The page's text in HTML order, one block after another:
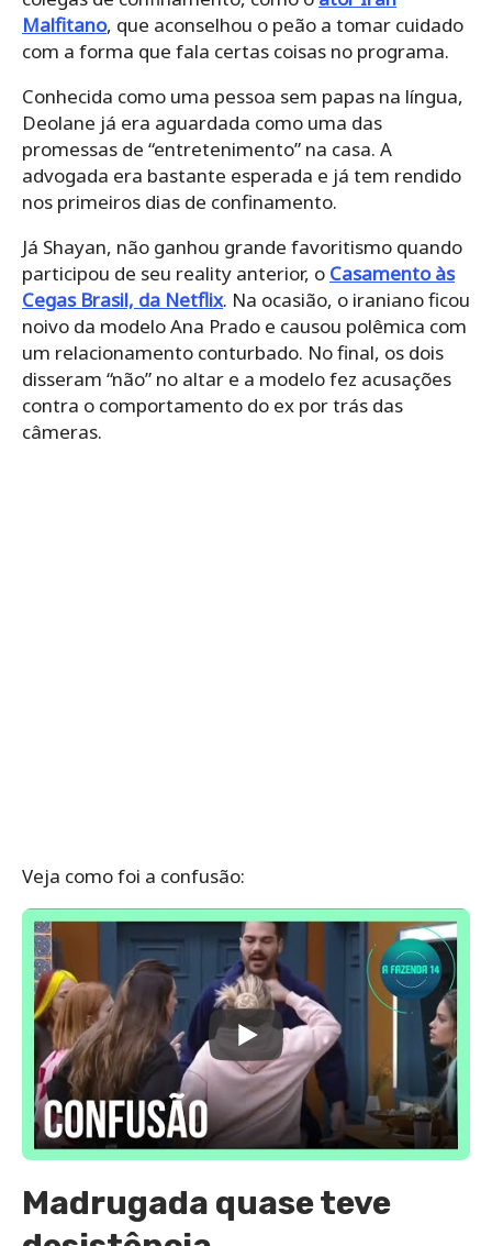
Malfitano, que aconselhou o peão a tomar cuidado
com a forma que fala certas coisas no programa.
Conhecida como uma pessoa sem papas na língua,
Deolane já era aguardada como uma das
promessas de “entretenimento” na casa. A
advogada era bastante esperada e já tem rendido
nos primeiros dias de confinamento.
Já Shayan, não ganhou grande favoritismo quando
participou de seu reality anterior, o Casamento às
Cegas Brasil, da Netflix. Na ocasião, o iraniano ficou
noivo da modelo Ana Prado e causou polêmica com
um relacionamento conturbado. No final, os dois
disseram “não” no altar e a modelo fez acusações
contra o comportamento do ex por trás das
câmeras.
Veja como foi a confusão:
Madrugada quase teve